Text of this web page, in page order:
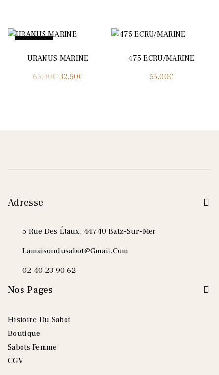
Promo !
URANUS MARINE
65.00€ Le
32.50€
475 ECRU/MARINE
55.00€
Adresse
5 Rue Des Étaux, 44740 Batz-Sur-Mer
Lamaisondusabot@gmail.com
02 40 23 90 62
Nos Pages
Histoire Du Sabot
Boutique
Sabots Femme
CGV